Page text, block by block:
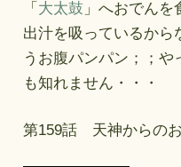
「 大太鼓 」へおでん
出汁を吸っているから
うお腹パンパン；；
も知れません・・・
第159話 天神からの